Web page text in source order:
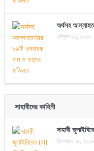
অর্থসহ
এপ্রিল ২২, ২০১৯
সাহাবীদের কাহিনী
সাহাবী
ডিসেম্বর ১৯, ২০১৯